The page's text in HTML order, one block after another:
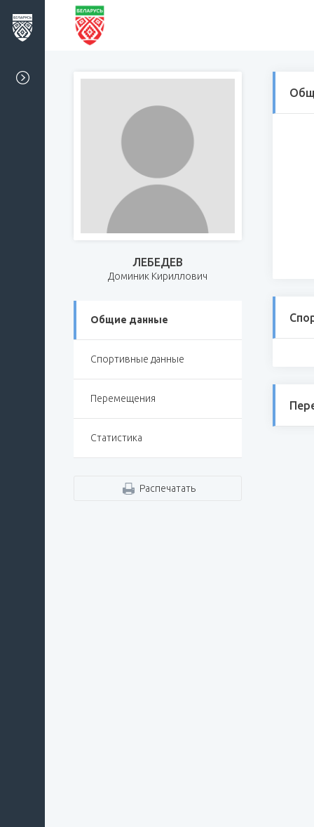
ЛЕБЕДЕВ
Доминик Кириллович
Общие данные
Спортивные данные
Перемещения
Статистика
Распечатать